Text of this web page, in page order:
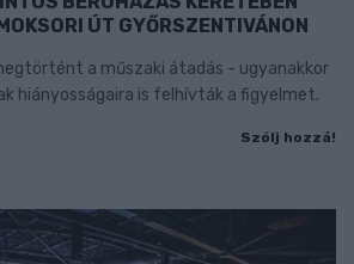
ÚT GYŐRSZENTIVÁNON
a műszaki átadás - ugyanakkor
hiányosságaira is felhívták a figyelmet.
Szólj hozzá!